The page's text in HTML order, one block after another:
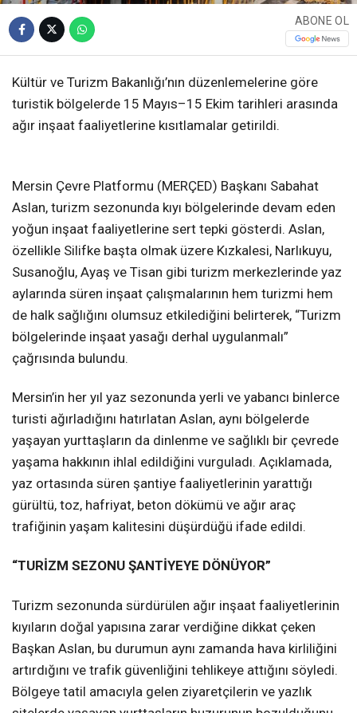
ABONE OL
Kültür ve Turizm Bakanlığı’nın düzenlemelerine göre
turistik bölgelerde 15 Mayıs–15 Ekim tarihleri arasında
ağır inşaat faaliyetlerine kısıtlamalar getirildi.
Mersin Çevre Platformu (MERÇED) Başkanı Sabahat
Aslan, turizm sezonunda kıyı bölgelerinde devam eden
yoğun inşaat faaliyetlerine sert tepki gösterdi. Aslan,
özellikle Silifke başta olmak üzere Kızkalesi, Narlıkuyu,
Susanoğlu, Ayaş ve Tisan gibi turizm merkezlerinde yaz
aylarında süren inşaat çalışmalarının hem turizmi hem
de halk sağlığını olumsuz etkilediğini belirterek, “Turizm
bölgelerinde inşaat yasağı derhal uygulanmalı”
çağrısında bulundu.
Mersin’in her yıl yaz sezonunda yerli ve yabancı binlerce
turisti ağırladığını hatırlatan Aslan, aynı bölgelerde
yaşayan yurttaşların da dinlenme ve sağlıklı bir çevrede
yaşama hakkının ihlal edildiğini vurguladı. Açıklamada,
yaz ortasında süren şantiye faaliyetlerinin yarattığı
gürültü, toz, hafriyat, beton dökümü ve ağır araç
trafiğinin yaşam kalitesini düşürdüğü ifade edildi.
“TURİZM SEZONU ŞANTİYEYE DÖNÜYOR”
Turizm sezonunda sürdürülen ağır inşaat faaliyetlerinin
kıyıların doğal yapısına zarar verdiğine dikkat çeken
Başkan Aslan, bu durumun aynı zamanda hava kirliliğini
artırdığını ve trafik güvenliğini tehlikeye attığını söyledi.
Bölgeye tatil amacıyla gelen ziyaretçilerin ve yazlık